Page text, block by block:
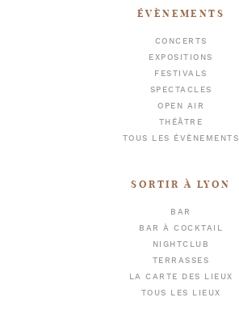
ÉVÈNEMENTS
CONCERTS
EXPOSITIONS
FESTIVALS
SPECTACLES
OPEN AIR
THÉÂTRE
TOUS LES ÉVÈNEMENTS
SORTIR À LYON
BAR
BAR À COCKTAIL
NIGHTCLUB
TERRASSES
LA CARTE DES LIEUX
TOUS LES LIEUX